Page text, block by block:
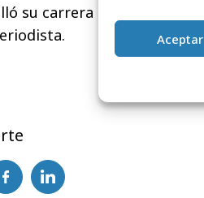
Aceptar
su carrera profesional en